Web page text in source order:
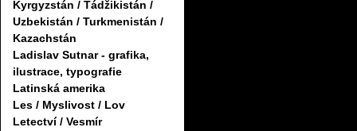
Kyrgyzstán / Tádžikistán /
Uzbekistán / Turkmenistán /
Kazachstán
Ladislav Sutnar - grafika,
ilustrace, typografie
Latinská amerika
Les / Myslivost / Lov
Letectví / Vesmír